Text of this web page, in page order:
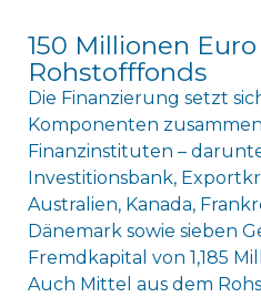
150 Millionen
Rohstofffonds
Die Finanzierung setzt
Komponenten
Finanzinstituten –
Investitionsbank,
Australien, Kanada,
Dänemark sowie sieben
Fremdkapital von 1,185
Auch Mittel aus dem